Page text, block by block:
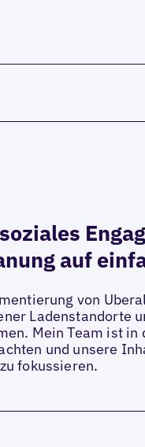
auf
von
Ladenstandorte
Mein Team ist in
und unsere
fokussieren.